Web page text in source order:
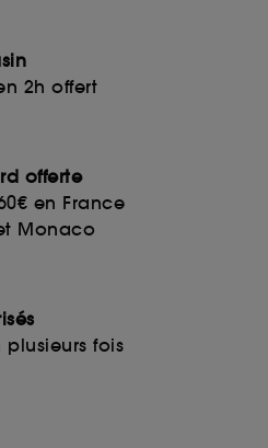
2h offert
offerte
en France
Monaco
fois